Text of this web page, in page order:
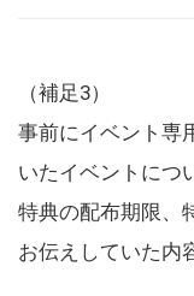
（補足3）
事前にイベント専
いたイベントにつ
特典の配布期限、
お伝えしていた内